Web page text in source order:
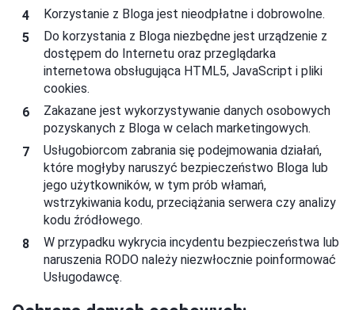
Korzystanie z Bloga jest nieodpłatne i dobrowolne.
Do korzystania z Bloga niezbędne jest urządzenie z
dostępem do Internetu oraz przeglądarka
internetowa obsługująca HTML5, JavaScript i pliki
cookies.
Zakazane jest wykorzystywanie danych osobowych
pozyskanych z Bloga w celach marketingowych.
Usługobiorcom zabrania się podejmowania działań,
które mogłyby naruszyć bezpieczeństwo Bloga lub
jego użytkowników, w tym prób włamań,
wstrzykiwania kodu, przeciążania serwera czy analizy
kodu źródłowego.
W przypadku wykrycia incydentu bezpieczeństwa lub
naruszenia RODO należy niezwłocznie poinformować
Usługodawcę.